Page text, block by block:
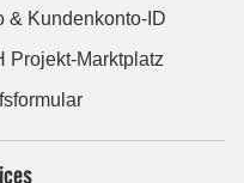
& Kundenkonto-ID
Projekt-Marktplatz